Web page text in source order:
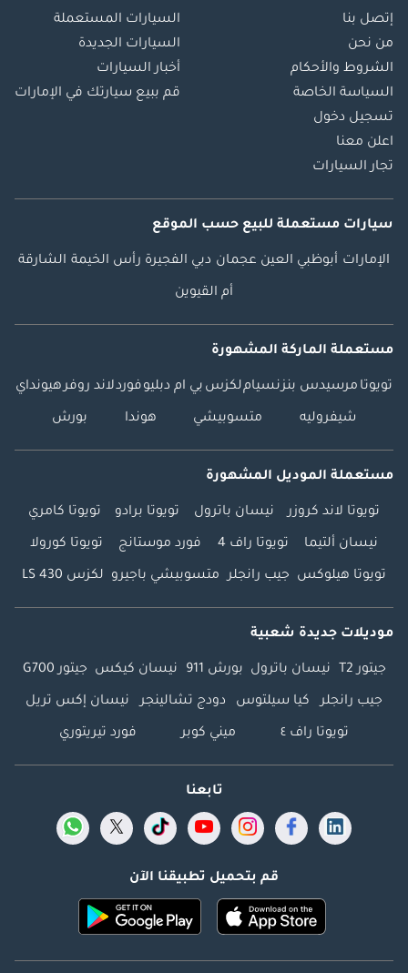
إتصل بنا
من نحن
الشروط والأحكام
السياسة الخاصة
تسجيل دخول
اعلن معنا
تجار السيارات
السيارات المستعملة
السيارات الجديدة
أخبار السيارات
قم ببيع سيارتك في الإمارات
سيارات مستعملة للبيع حسب الموقع
الإمارات أبوظبي العين عجمان دبي الفجيرة رأس الخيمة الشارقة
أم القيوين
مستعملة الماركة المشهورة
تويوتا مرسيدس بنزنسياملكزس بي ام دبليوفوردلاند روفرهيونداي
شيفروليه متسوبيشي هوندا بورش
مستعملة الموديل المشهورة
تويوتا لاند كروزر نيسان باترول تويوتا برادو تويوتا كامري
نيسان ألتيما تويوتا راف 4 فورد موستانج تويوتا كورولا
تويوتا هيلوكس جيب رانجلر متسوبيشي باجيرو لكزس LS 430
موديلات جديدة شعبية
جيتور T2 نيسان باترول بورش 911 نيسان كيكس جيتور G700
جيب رانجلر كيا سيلتوس دودج تشالينجر نيسان إكس تريل
تويوتا راف ٤ ميني كوبر فورد تيريتوري
تابعنا
قم بتحميل تطبيقنا الآن